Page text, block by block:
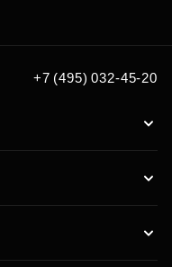
+7 (495) 032-45-20